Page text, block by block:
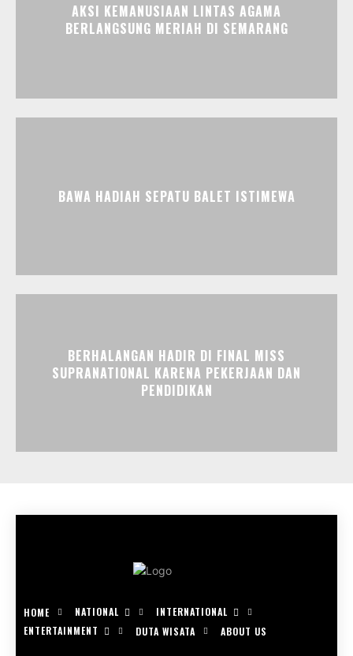
AKSI KEMANUSIAAN LINTAS AGAMA
BERLANGSUNG MERIAH DI SEMARANG
BAWA HADIAH SEPATU BALET ISTIMEWA
BERHALANGAN HADIR DI FINAL MISS
SUPRANATIONAL KARENA PEKERJAAN DAN
PENDIDIKAN
HOME NATIONAL
INTERNATIONAL
ENTERTAINMENT
DUTA WISATA ABOUT US